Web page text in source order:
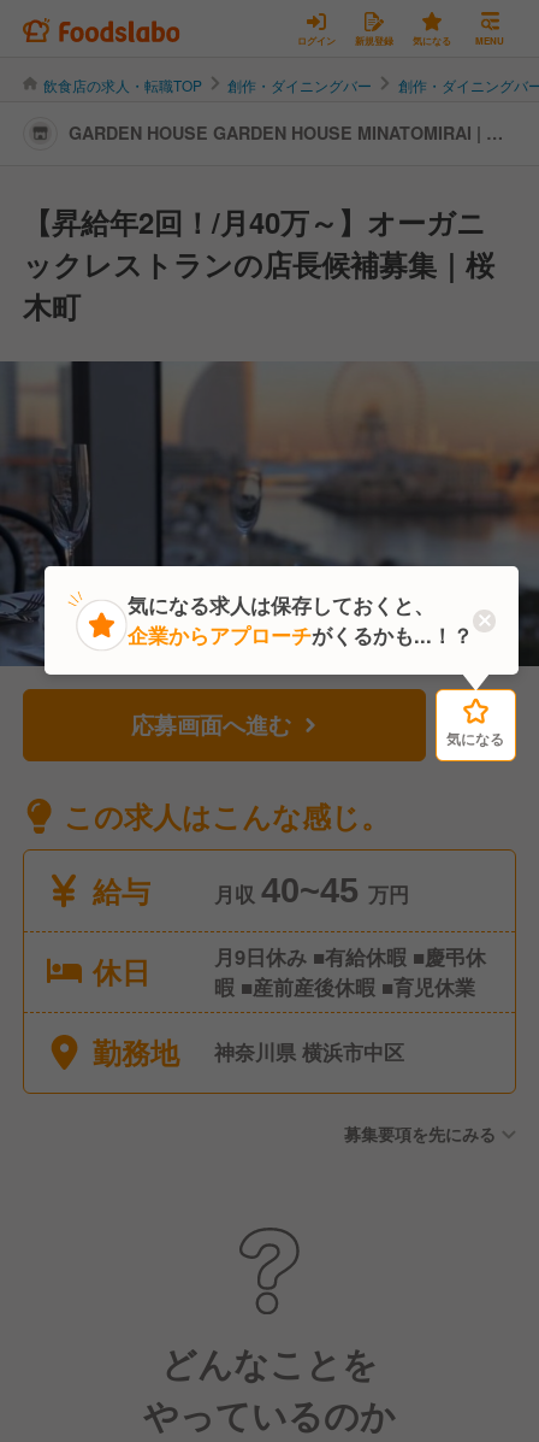
ログイン 新規登録 気になる MENU
飲食店の求人・転職TOP 創作・ダイニングバー 創作・ダイニングバ
GARDEN HOUSE GARDEN HOUSE MINATOMIRAI | 店
【昇給年2回！/月40万～】オーガニ
ックレストランの店長候補募集｜桜
木町
応募画面へ進む 気になる
この求人はこんな感じ。
給与
月収 40~45 万円
休日
月9日休み ■有給休暇 ■慶弔休
暇 ■産前産後休暇 ■育児休業
勤務地 神奈川県 横浜市中区
募集要項を先にみる
どんなことを
やっているのか
気になる
気になる求人は保存しておくと、
企業からアプローチがくるかも...！？